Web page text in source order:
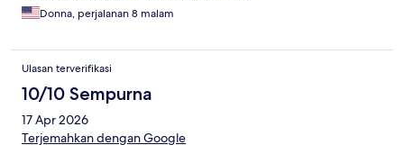
Donna, perjalanan 8 malam
Ulasan terverifikasi
10/10 Sempurna
17 Apr 2026
Terjemahkan dengan Google